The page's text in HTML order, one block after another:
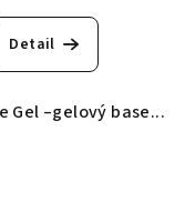
Detail
Gel –gelový base...